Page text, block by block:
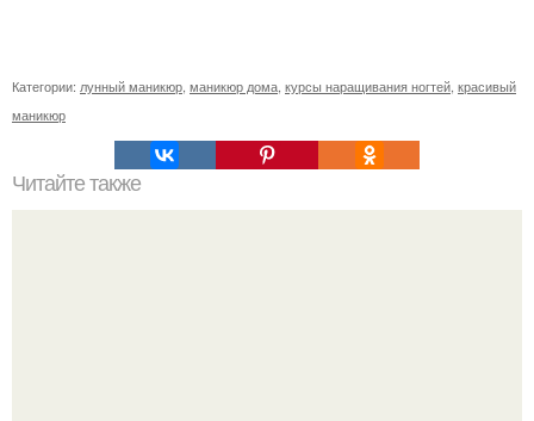
Категории: лунный маникюр маникюр дома курсы наращивания ногтей красивый
маникюр
Читайте также